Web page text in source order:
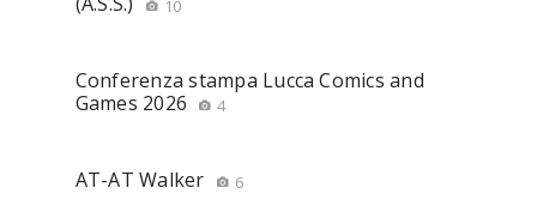
10
Conferenza stampa Lucca Comics and
Games 2026
4
AT-AT Walker 6